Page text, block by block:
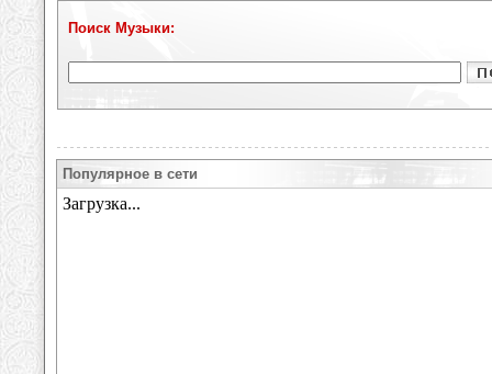
Поиск Музыки:
Популярное в сети